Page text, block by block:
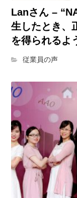
Lanさん –
生したとき、
を得られるよ
従業員の声